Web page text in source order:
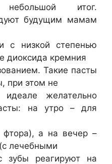
итог.
будущим мамам
с низкой степенью
диоксида кремния
Такие пасты
при этом не
желательно
на утро – для
фтора), а на вечер –
лечебными
зубы реагируют на